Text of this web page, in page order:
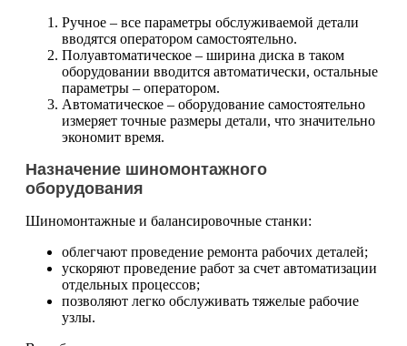
Ручное – все параметры обслуживаемой детали
вводятся оператором самостоятельно.
Полуавтоматическое – ширина диска в таком
оборудовании вводится автоматически, остальные
параметры – оператором.
Автоматическое – оборудование самостоятельно
измеряет точные размеры детали, что значительно
экономит время.
Назначение шиномонтажного
оборудования
Шиномонтажные и балансировочные станки:
облегчают проведение ремонта рабочих деталей;
ускоряют проведение работ за счет автоматизации
отдельных процессов;
позволяют легко обслуживать тяжелые рабочие
узлы.